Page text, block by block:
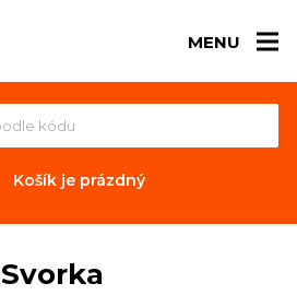
MENU
Košík je prázdný
Svorka